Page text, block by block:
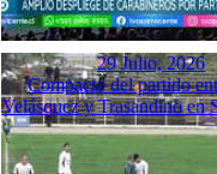
29 Julio, 2026
Compacto del partido
Velásquez y Trasandino en